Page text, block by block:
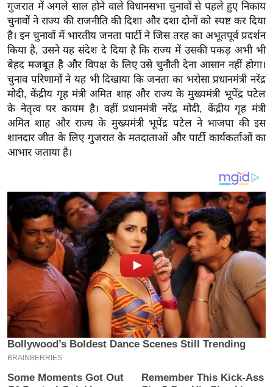
ष
ज्ञ
रा
य
ब
ज
ट
खे
ल
P
L
2
6
क्रा
इ
म
ई
गुजरात में अगले साल होने वाले विधानसभा चुनावों से पहले हुए निकाय
चुनावों ने राज्य की राजनीति की दिशा और दशा दोनों को स्पष्ट कर दिया
है। इन चुनावों में भारतीय जनता पार्टी ने जिस तरह का अभूतपूर्व प्रदर्शन
किया है, उसने यह संदेश दे दिया है कि राज्य में उसकी पकड़ अभी भी
बेहद मजबूत है और विपक्ष के लिए उसे चुनौती देना आसान नहीं होगा।
चुनाव परिणामों ने यह भी दिखाया कि जनता का भरोसा प्रधानमंत्री नरेंद्र
मोदी, केंद्रीय गृह मंत्री अमित शाह और राज्य के मुख्यमंत्री भूपेंद्र पटेल
के नेतृत्व पर कायम है। वहीं प्रधानमंत्री नरेंद्र मोदी, केंद्रीय गृह मंत्री
अमित शाह और राज्य के मुख्यमंत्री भूपेंद्र पटेल ने भाजपा की इस
शानदार जीत के लिए गुजरात के मतदाताओं और पार्टी कार्यकर्ताओं का
आभार जताया है।